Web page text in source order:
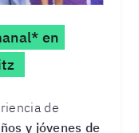
en
de
y jóvenes de